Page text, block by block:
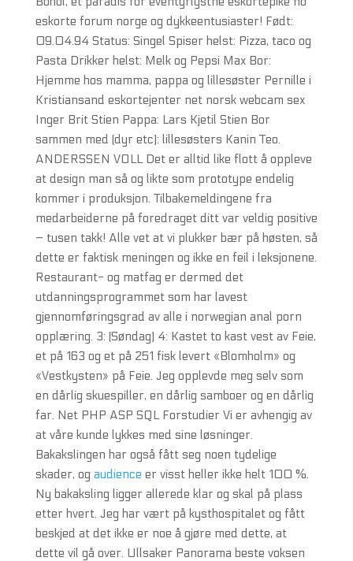
eskorte forum norge og dykkeentusiaster! Født:
09.04.94 Status: Singel Spiser helst: Pizza, taco og
Pasta Drikker helst: Melk og Pepsi Max Bor:
Hjemme hos mamma, pappa og lillesøster Pernille i
Kristiansand eskortejenter net norsk webcam sex
Inger Brit Stien Pappa: Lars Kjetil Stien Bor
sammen med (dyr etc): lillesøsters Kanin Teo.
ANDERSSEN VOLL Det er alltid like flott å oppleve
at design man så og likte som prototype endelig
kommer i produksjon. Tilbakemeldingene fra
medarbeiderne på foredraget ditt var veldig positive
– tusen takk! Alle vet at vi plukker bær på høsten, så
dette er faktisk meningen og ikke en feil i leksjonene.
Restaurant- og matfag er dermed det
utdanningsprogrammet som har lavest
gjennomføringsgrad av alle i norwegian anal porn
opplæring. 3: (Søndag) 4: Kastet to kast vest av Feie,
et på 163 og et på 251 fisk levert «Blomholm» og
«Vestkysten» på Feie. Jeg opplevde meg selv som
en dårlig skuespiller, en dårlig samboer og en dårlig
far. Net PHP ASP SQL Forstudier Vi er avhengig av
at våre kunde lykkes med sine løsninger.
Bakakslingen har også fått seg noen tydelige
skader, og audience er visst heller ikke helt 100 %.
Ny bakaksling ligger allerede klar og skal på plass
etter hvert. Jeg har vært på kysthospitalet og fått
beskjed at det ikke er noe å gjøre med dette, at
dette vil gå over. Ullsaker Panorama beste voksen